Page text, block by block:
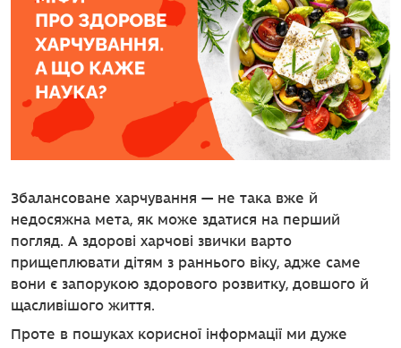
Збалансоване харчування — не така вже й
недосяжна мета, як може здатися на перший
погляд. А здорові харчові звички варто
прищеплювати дітям з раннього віку, адже саме
вони є запорукою здорового розвитку, довшого й
щасливішого життя.
Проте в пошуках корисної інформації ми дуже